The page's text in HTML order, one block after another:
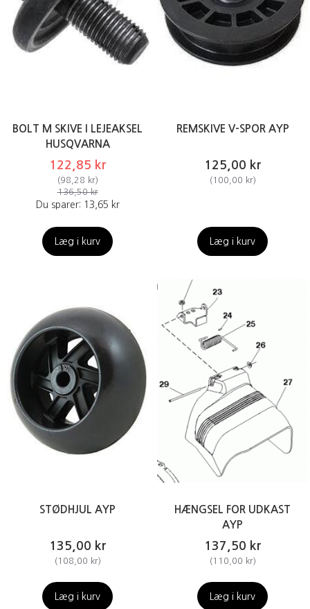
BOLT M SKIVE I LEJEAKSEL
HUSQVARNA
122,85 kr
(98,28 kr)
136,50 kr
Du sparer: 13,65 kr
Læg i kurv
REMSKIVE V-SPOR AYP
125,00 kr
( 100,00 kr)
Læg i kurv
STØDHJUL AYP
135,00 kr
(108,00 kr)
Læg i kurv
HÆNGSEL FOR UDKAST
AYP
137,50 kr
(110,00 kr)
Læg i kurv